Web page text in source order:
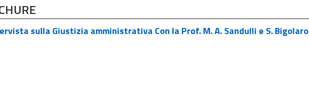
sulla Giustizia amministrativa Con la Prof. M. A. Sandulli e S. Bigolaro